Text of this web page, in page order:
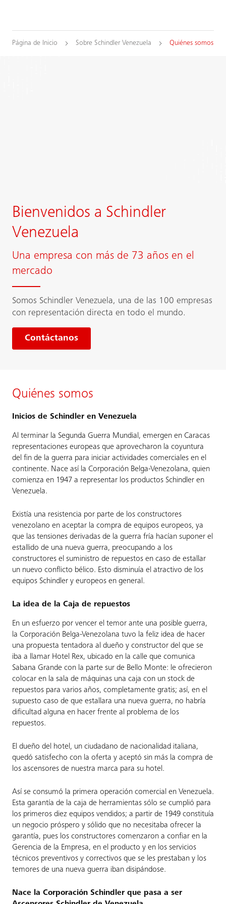
Página de Inicio Sobre Schindler Venezuela Quiénes somos
Bienvenidos a Schindler
Venezuela
Una empresa con más de 73 años en el
mercado
Somos Schindler Venezuela, una de las 100 empresas
con representación directa en todo el mundo.
Contáctanos
Quiénes somos
Inicios de Schindler en Venezuela
Al terminar la Segunda Guerra Mundial, emergen en Caracas
representaciones europeas que aprovecharon la coyuntura
del fin de la guerra para iniciar actividades comerciales en el
continente. Nace así la Corporación Belga-Venezolana, quien
comienza en 1947 a representar los productos Schindler en
Venezuela.
Existía una resistencia por parte de los constructores
venezolano en aceptar la compra de equipos europeos, ya
que las tensiones derivadas de la guerra fría hacían suponer el
estallido de una nueva guerra, preocupando a los
constructores el suministro de repuestos en caso de estallar
un nuevo conflicto bélico. Esto disminuía el atractivo de los
equipos Schindler y europeos en general.
La idea de la Caja de repuestos
En un esfuerzo por vencer el temor ante una posible guerra,
la Corporación Belga-Venezolana tuvo la feliz idea de hacer
una propuesta tentadora al dueño y constructor del que se
iba a llamar Hotel Rex, ubicado en la calle que comunica
Sabana Grande con la parte sur de Bello Monte: le ofrecieron
colocar en la sala de máquinas una caja con un stock de
repuestos para varios años, completamente gratis; así, en el
supuesto caso de que estallara una nueva guerra, no habría
dificultad alguna en hacer frente al problema de los
repuestos.
El dueño del hotel, un ciudadano de nacionalidad italiana,
quedó satisfecho con la oferta y aceptó sin más la compra de
los ascensores de nuestra marca para su hotel.
Así se consumó la primera operación comercial en Venezuela.
Esta garantía de la caja de herramientas sólo se cumplió para
los primeros diez equipos vendidos; a partir de 1949 constituía
un negocio próspero y sólido que no necesitaba ofrecer la
garantía, pues los constructores comenzaron a confiar en la
Gerencia de la Empresa, en el producto y en los servicios
técnicos preventivos y correctivos que se les prestaban y los
temores de una nueva guerra iban disipándose.
Nace la Corporación Schindler que pasa a ser